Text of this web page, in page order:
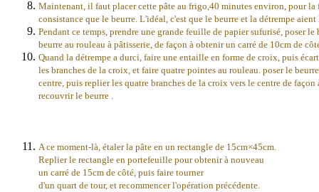
Maintenant, il faut placer cette pâte au frigo,40 minutes environ, pour la
consistance que le beurre. L'idéal, c'est que le beurre et la détrempe aient
Pendant ce temps, prendre une grande feuille de papier sufurisé, poser
beurre au rouleau à pâtisserie, de façon à obtenir un carré de 10cm de
Quand la détrempe a durci, faire une entaille en forme de croix, puis
les branches de la croix, et faire quatre pointes au rouleau. poser le
centre, puis replier les quatre branches de la croix vers le centre de façon
recouvrir le beurre .
A ce moment-là, étaler la pâte en un rectangle de 15cm×45cm.
Replier le rectangle en portefeuille pour obtenir à nouveau
un carré de 15cm de côté, puis faire tourner
d'un quart de tour, et recommencer l'opération précédente.